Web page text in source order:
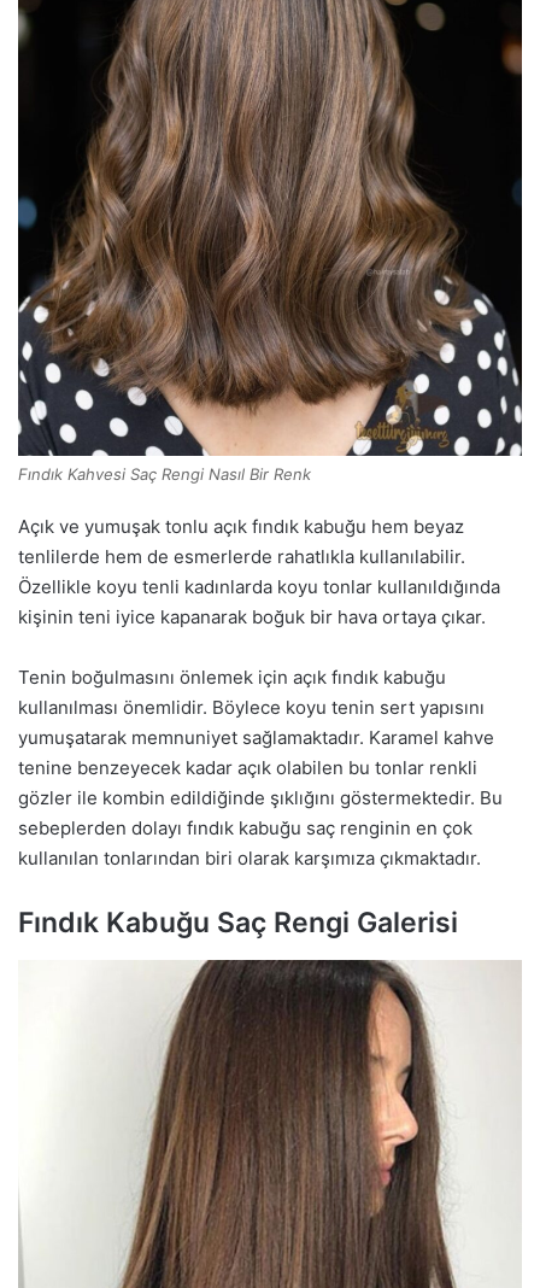
Fındık Kahvesi Saç Rengi Nasıl Bir Renk
Açık ve yumuşak tonlu açık fındık kabuğu hem beyaz
tenlilerde hem de esmerlerde rahatlıkla kullanılabilir.
Özellikle koyu tenli kadınlarda koyu tonlar kullanıldığında
kişinin teni iyice kapanarak boğuk bir hava ortaya çıkar.
Tenin boğulmasını önlemek için açık fındık kabuğu
kullanılması önemlidir. Böylece koyu tenin sert yapısını
yumuşatarak memnuniyet sağlamaktadır. Karamel kahve
tenine benzeyecek kadar açık olabilen bu tonlar renkli
gözler ile kombin edildiğinde şıklığını göstermektedir. Bu
sebeplerden dolayı fındık kabuğu saç renginin en çok
kullanılan tonlarından biri olarak karşımıza çıkmaktadır.
Fındık Kabuğu Saç Rengi Galerisi